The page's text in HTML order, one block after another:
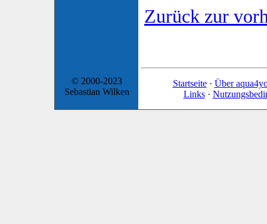
Zurück zur
© 2000-2023
Sebastian Wilken
Startseite· Über
Links·